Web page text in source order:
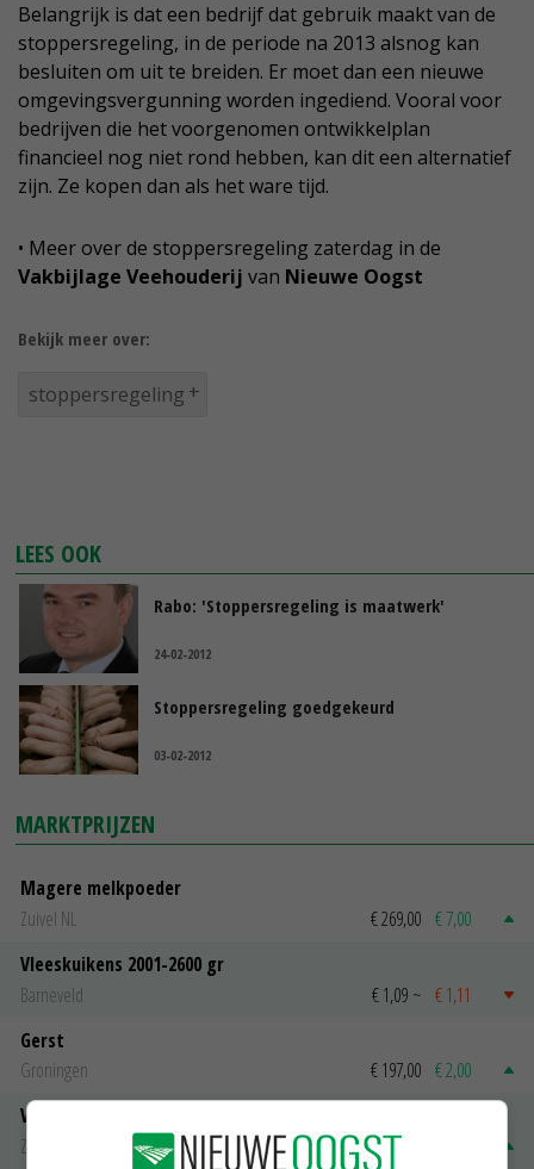
Belangrijk is dat een bedrijf dat gebruik maakt van de
stoppersregeling, in de periode na 2013 alsnog kan
besluiten om uit te breiden. Er moet dan een nieuwe
omgevingsvergunning worden ingediend. Vooral voor
bedrijven die het voorgenomen ontwikkelplan
financieel nog niet rond hebben, kan dit een alternatief
zijn. Ze kopen dan als het ware tijd.
• Meer over de stoppersregeling zaterdag in de
Vakbijlage Veehouderij van Nieuwe Oogst
Bekijk meer over:
stoppersregeling
LEES OOK
Rabo: 'Stoppersregeling is maatwerk'
24-02-2012
Stoppersregeling goedgekeurd
03-02-2012
MARKTPRIJZEN
Magere melkpoeder
Zuivel NL
€ 269,00 € 7,00
Vleeskuikens 2001-2600 gr
Barneveld
€ 1,09 ~ € 1,11
Gerst
Groningen
€ 197,00 € 2,00
Volle melkpoeder
Zuivel NL
€ 345,00